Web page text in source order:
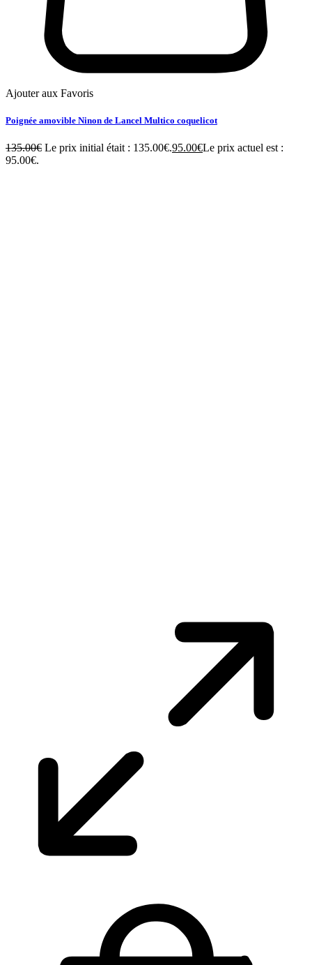
Ajouter aux Favoris
Poignée amovible Ninon de Lancel Multico coquelicot
135.00€ Le prix initial était : 135.00€.95.00€Le prix actuel est :
95.00€.